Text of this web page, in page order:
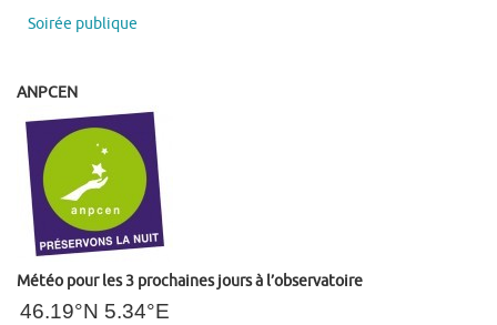
Soirée publique
ANPCEN
Météo pour les 3 prochaines jours à l’observatoire